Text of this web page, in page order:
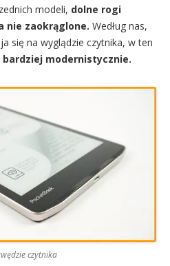
modeli, dolne rogi
nie zaokrąglone. Według nas,
się na wyglądzie czytnika, w ten
modernistycznie.
czytnika